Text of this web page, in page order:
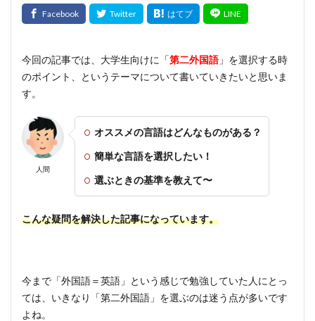
今回の記事では、大学生向けに「第二外国語 」を選択する時
のポイント、というテーマについて書いていきたいと思いま
す。
人間
オススメの言語はどんなものがある？
簡単な言語を選択したい！
選ぶときの基準を教えて〜
こんな疑問を解決した記事になっています。
今まで「外国語＝英語」という感じで勉強していた人にとっ
ては、いきなり「第二外国語」を選ぶのは迷う点が多いです
よね。